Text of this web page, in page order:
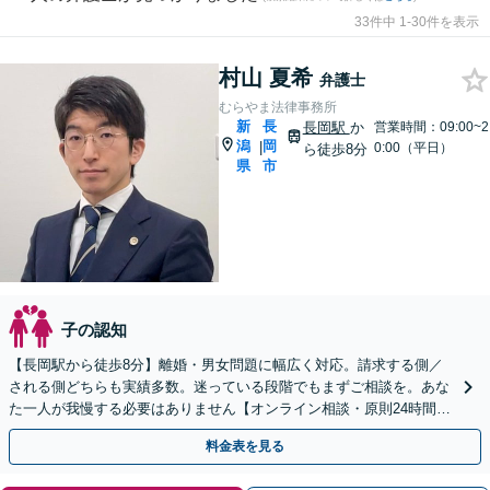
33件中 1-30件を表示
村山 夏希 弁護士
むらやま法律事務所
新
潟
県
|
長
岡
市
長岡駅 か
ら徒歩8分
営業時間：09:00~2
0:00（平日）
子の認知
【長岡駅から徒歩8分】離婚・男女問題に幅広く対応。請求する側／
される側どちらも実績多数。迷っている段階でもまずご相談を。あな
た一人が我慢する必要はありません【オンライン相談・原則24時間以
内回答】
料金表を見る